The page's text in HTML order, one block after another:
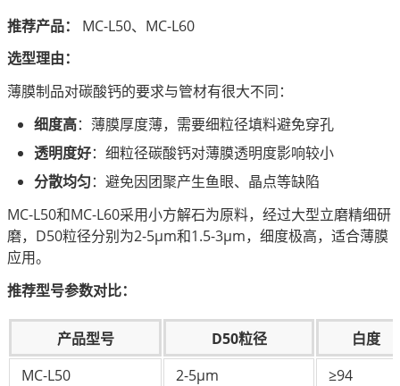
推荐产品：
MC-L50、MC-L60
选型理由：
薄膜制品对碳酸钙的要求与管材有很大不同：
细度高：薄膜厚度薄，需要细粒径填料避免穿孔
透明度好：细粒径碳酸钙对薄膜透明度影响较小
分散均匀：避免因团聚产生鱼眼、晶点等缺陷
MC-L50和MC-L60采用小方解石为原料，经过大型立磨精细研
磨，D50粒径分别为2-5μm和1.5-3μm，细度极高，适合薄膜
应用。
推荐型号参数对比：
产品型号 D50粒径
白度
MC-L50
2-5μm
≥94